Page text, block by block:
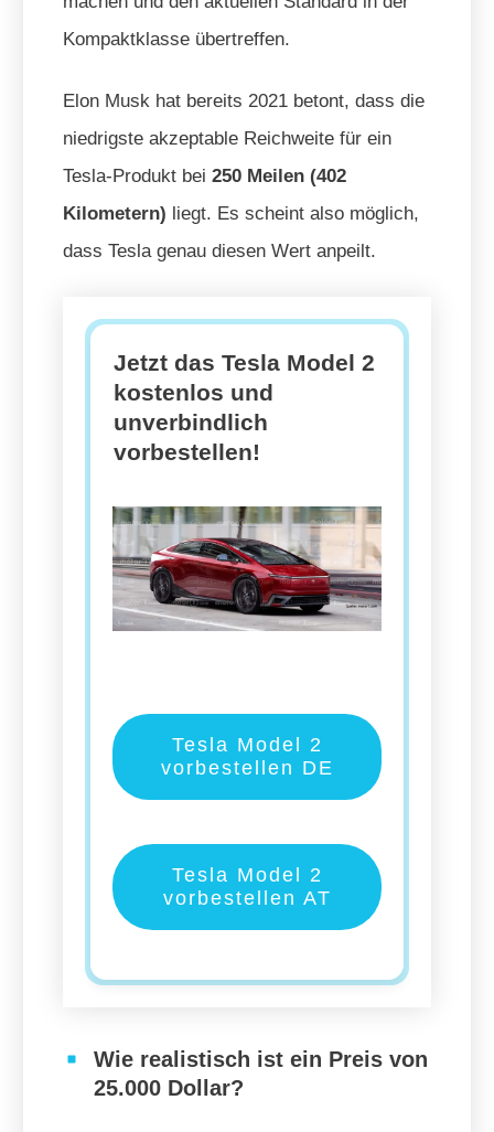
Kompaktklasse übertreffen.
Elon Musk hat bereits 2021 betont, dass die
niedrigste akzeptable Reichweite für ein
Tesla-Produkt bei 250 Meilen (402
Kilometern) liegt. Es scheint also möglich,
dass Tesla genau diesen Wert anpeilt.
Jetzt das Tesla Model 2
kostenlos und
unverbindlich
vorbestellen!
Tesla Model 2
vorbestellen DE
Tesla Model 2
vorbestellen AT
Wie realistisch ist ein Preis von
25.000 Dollar?